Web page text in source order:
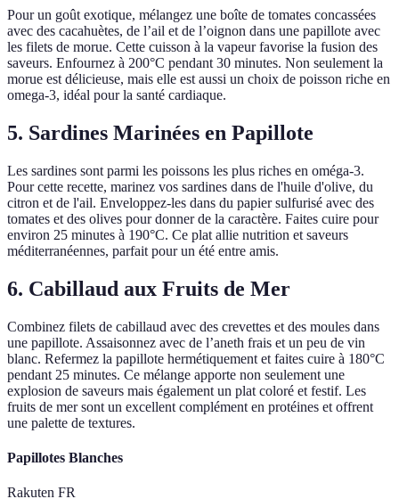
Pour un goût exotique, mélangez une boîte de tomates concassées
avec des cacahuètes, de l’ail et de l’oignon dans une papillote avec
les filets de morue. Cette cuisson à la vapeur favorise la fusion des
saveurs. Enfournez à 200°C pendant 30 minutes. Non seulement la
morue est délicieuse, mais elle est aussi un choix de poisson riche en
omega-3, idéal pour la santé cardiaque.
5. Sardines Marinées en Papillote
Les sardines sont parmi les poissons les plus riches en oméga-3.
Pour cette recette, marinez vos sardines dans de l'huile d'olive, du
citron et de l'ail. Enveloppez-les dans du papier sulfurisé avec des
tomates et des olives pour donner de la caractère. Faites cuire pour
environ 25 minutes à 190°C. Ce plat allie nutrition et saveurs
méditerranéennes, parfait pour un été entre amis.
6. Cabillaud aux Fruits de Mer
Combinez filets de cabillaud avec des crevettes et des moules dans
une papillote. Assaisonnez avec de l’aneth frais et un peu de vin
blanc. Refermez la papillote hermétiquement et faites cuire à 180°C
pendant 25 minutes. Ce mélange apporte non seulement une
explosion de saveurs mais également un plat coloré et festif. Les
fruits de mer sont un excellent complément en protéines et offrent
une palette de textures.
Papillotes Blanches
Rakuten FR